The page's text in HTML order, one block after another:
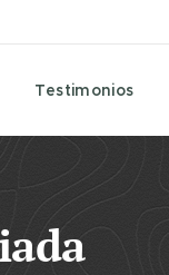
Testimonios